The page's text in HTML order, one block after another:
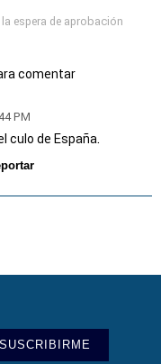
espera de aprobación
comentar
PM
culo de España.
SUSCRIBIRME